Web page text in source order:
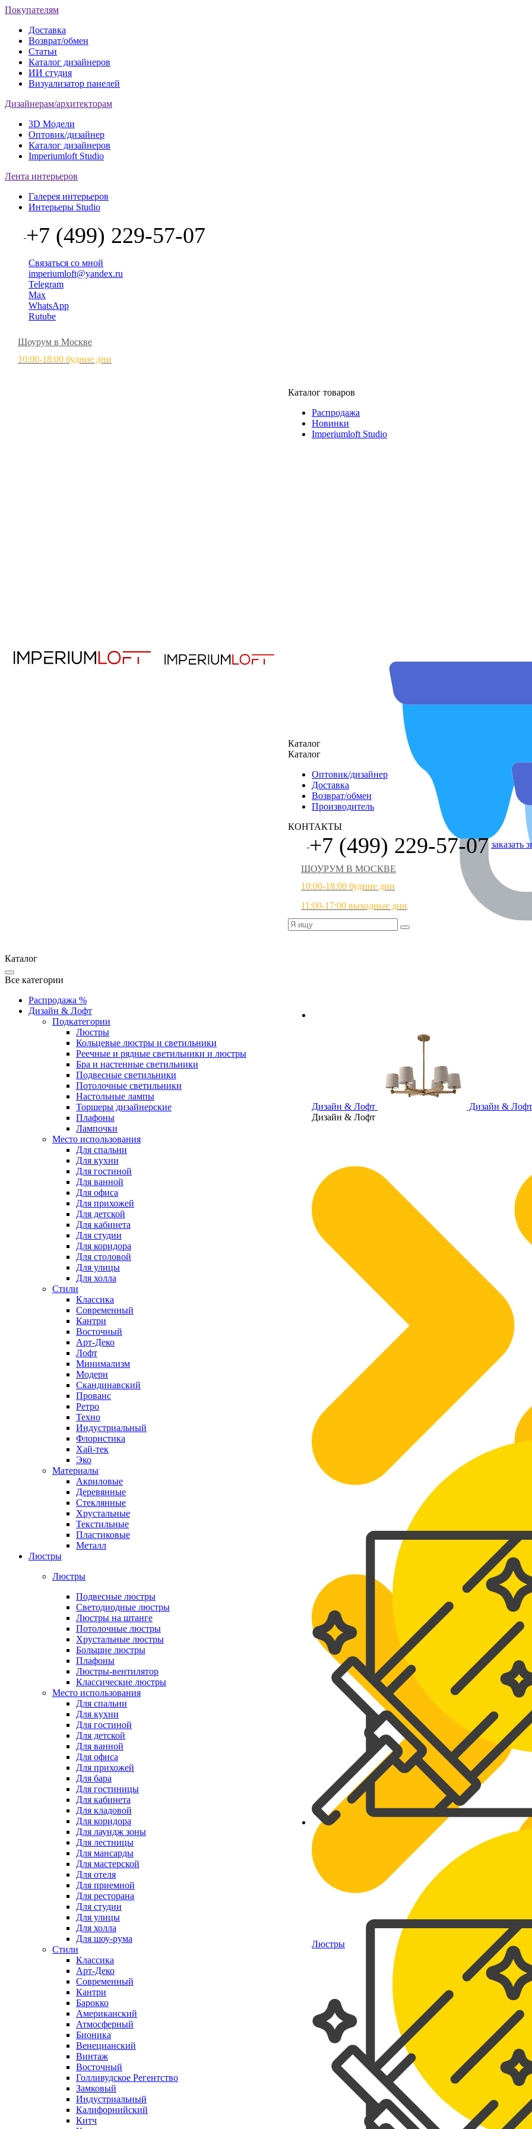
Покупателям
Доставка
Возврат/обмен
Статьи
Каталог дизайнеров
ИИ студия
Визуализатор панелей
Дизайнерам/архитекторам
3D Модели
Оптовик/дизайнер
Каталог дизайнеров
Imperiumloft Studio
Лента интерьеров
Галерея интерьеров
Интерьеры Studio
+7 (499) 229-57-07
Связаться со мной
imperiumloft@yandex.ru
Telegram
Max
WhatsApp
Rutube
Шоурум в Москве
10:00-18:00 будние дни
Каталог товаров
Распродажа
Новинки
Imperiumloft Studio
Дизайн & Лофт
Дизайн & Лофт
Дизайн & Лофт
Люстры
Каталог
Каталог
Оптовик/дизайнер
Доставка
Возврат/обмен
Производитель
КОНТАКТЫ
+7 (499) 229-57-07 заказать
ШОУРУМ В МОСКВЕ
10:00-18:00 будние дни
11:00-17:00 выходные дни
Каталог
Все категории
Распродажа %
Дизайн & Лофт
Подкатегории
Люстры
Кольцевые люстры и светильники
Реечные и рядные светильники и люстры
Бра и настенные светильники
Подвесные светильники
Потолочные светильники
Настольные лампы
Торшеры дизайнерские
Плафоны
Лампочки
Место использования
Для спальни
Для кухни
Для гостиной
Для ванной
Для офиса
Для прихожей
Для детской
Для кабинета
Для студии
Для коридора
Для столовой
Для улицы
Для холла
Стили
Классика
Современный
Кантри
Восточный
Арт-Деко
Лофт
Минимализм
Модерн
Скандинавский
Прованс
Ретро
Техно
Индустриальный
Флористика
Хай-тек
Эко
Материалы
Акриловые
Деревянные
Стеклянные
Хрустальные
Текстильные
Пластиковые
Металл
Люстры
Люстры
Подвесные люстры
Светодиодные люстры
Люстры на штанге
Потолочные люстры
Хрустальные люстры
Большие люстры
Плафоны
Люстры-вентилятор
Классические люстры
Место использования
Для спальни
Для кухни
Для гостиной
Для детской
Для ванной
Для офиса
Для прихожей
Для бара
Для гостиницы
Для кабинета
Для кладовой
Для коридора
Для лаундж зоны
Для лестницы
Для мансарды
Для мастерской
Для отеля
Для приемной
Для ресторана
Для студии
Для улицы
Для холла
Для шоу-рума
Стили
Классика
Арт-Деко
Современный
Кантри
Барокко
Американский
Атмосферный
Бионика
Венецианский
Винтаж
Восточный
Голливудское Регентство
Замковый
Индустриальный
Калифорнийский
Китч